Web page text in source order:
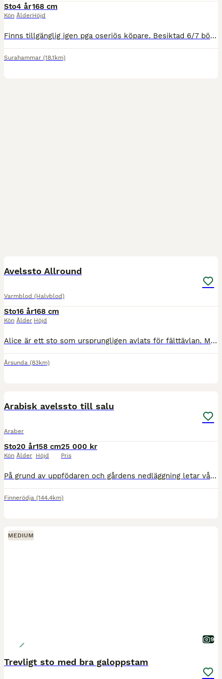
Sto
Kön
4 år
Ålder
168 cm
Höjd
Finns tillgänglig igen pga oseriös köpare. Besiktad 6/7 böjprov UA Sto född 2022 e. Zafferano. Fin modell, ej inriden då hon inte trivts i utbildningen som ridhäst och visar det genom istadighet. Upp
Surahammar (18.1km)
Avelssto Allround
Varmblod (Halvblod)
Sto
Kön
16 år
Ålder
168 cm
Höjd
Alice är ett sto som ursprungligen avlats för fälttävlan. Med Chirlon som far och Angloblod på mammans sida har hon både gångarter och hoppteknik. Hon har själv tävlat Msv B dressyr, 120 hoppning och
Årsunda (83km)
Arabisk avelssto till salu
Araber
Sto
Kön
20 år
Ålder
158 cm
Höjd
25 000 kr
Pris
På grund av uppfödaren och gårdens nedläggning letar vår älskade avelssto, Nerascia, dotter till den berömda Marcipan, efter ett nytt hem. Hon har inga fertilitetsproblem och fick sitt senaste föl 202
Finnerödja (144.4km)
MEDIUM
9
Trevligt sto med bra galoppstam